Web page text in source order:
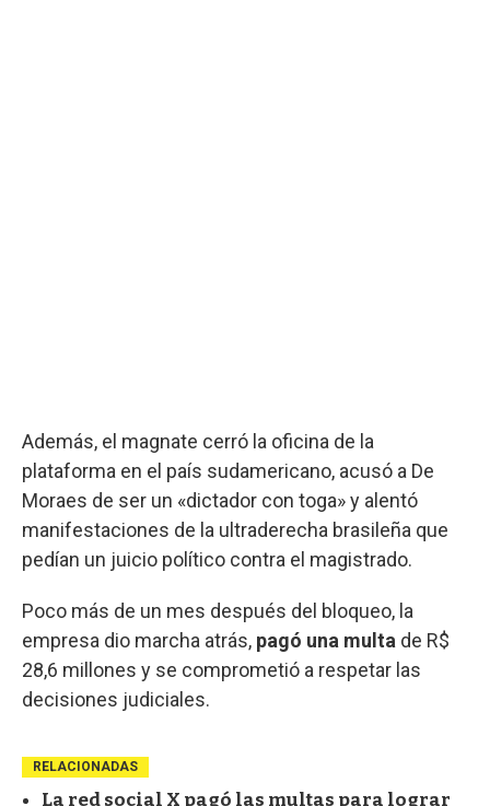
Además, el magnate cerró la oficina de la
plataforma en el país sudamericano, acusó a De
Moraes de ser un «dictador con toga» y alentó
manifestaciones de la ultraderecha brasileña que
pedían un juicio político contra el magistrado.
Poco más de un mes después del bloqueo, la
empresa dio marcha atrás, pagó una multa de R$
28,6 millones y se comprometió a respetar las
decisiones judiciales.
RELACIONADAS
La red social X pagó las multas para lograr